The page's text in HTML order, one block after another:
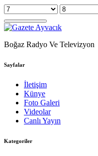
Boğaz Radyo Ve Televizyon
Sayfalar
İletişim
Künye
Foto Galeri
Videolar
Canlı Yayın
Kategoriler